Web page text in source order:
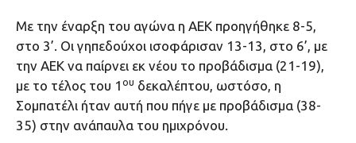
Με την έναρξη του αγώνα η ΑΕΚ προηγήθηκε 8-5,
στο 3’. Οι γηπεδούχοι ισοφάρισαν 13-13, στο 6’, με
την ΑΕΚ να παίρνει εκ νέου το προβάδισμα (21-19),
με το τέλος του 1 ου δεκαλέπτου, ωστόσο, η
Σομπατέλι ήταν αυτή που πήγε με προβάδισμα (38-
35) στην ανάπαυλα του ημιχρόνου.